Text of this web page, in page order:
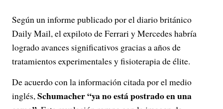
Según un informe publicado por el diario británico
Daily Mail, el expiloto de Ferrari y Mercedes habría
logrado avances significativos gracias a años de
tratamientos experimentales y fisioterapia de élite.
De acuerdo con la información citada por el medio
inglés,Schumacher “ya no está postrado en una